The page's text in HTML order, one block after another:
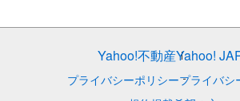
Yahoo!不動産Yahoo!
プライバシーポリシープライバシ